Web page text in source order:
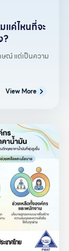
แค่ไหนที่จะ
?
ษณ์ แต่เป็นความ
View More